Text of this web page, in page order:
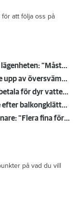
för att följa oss på
Så undviker du mögel – fyra riskplatser i lägenheten: ”Måste städa bort”
Satte på vattnet och somnade – vaknade upp av översvämning hos grannen
Rensade inte hålet i kylskåpet – tvingas betala för dyr vattenskada
Naken gängkriminell knivhotade granne efter balkongklättring
Kompisdealen blev verklighet – 40 år senare: "Flera fina fördelar med att dela bostad"
på vad du vill